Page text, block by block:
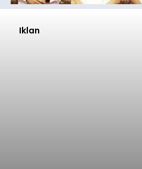
Iklan